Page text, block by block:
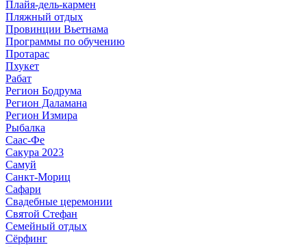
Плайя-дель-кармен
Пляжный отдых
Провинции Вьетнама
Программы по обучению
Протарас
Пхукет
Рабат
Регион Бодрума
Регион Даламана
Регион Измира
Рыбалка
Саас-Фе
Сакура 2023
Самуй
Санкт-Мориц
Сафари
Свадебные церемонии
Святой Стефан
Семейный отдых
Сёрфинг